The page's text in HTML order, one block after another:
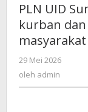
PLN UID
kurban
masyarakat
29 Mei 2026
oleh admin